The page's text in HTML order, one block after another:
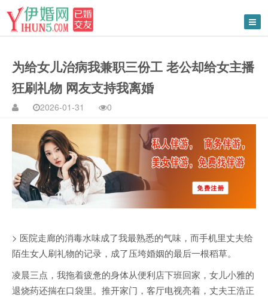
为给女儿治病我兼职三份工 老公却给女主播
狂刷礼物 网友支持我离婚
2026-01-31 0
> 医院走廊的消毒水味成了我最熟悉的气味，而手机里丈夫给
陌生女人刷礼物的记录，成了压垮婚姻的最后一根稻草。
凌晨三点，我拖着疲惫的身体从便利店下班回家，女儿小雅的
退烧药还揣在口袋里。推开家门，客厅电视亮着，丈夫王浩正